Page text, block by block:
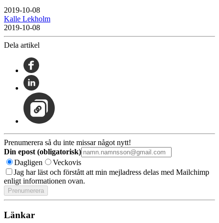
2019-10-08
Kalle Lekholm
2019-10-08
Dela artikel
Prenumerera så du inte missar något nytt!
Din epost (obligatorisk)
Dagligen
Veckovis
Jag har läst och förstått att min mejladress delas med Mailchimp
enligt informationen ovan.
Länkar